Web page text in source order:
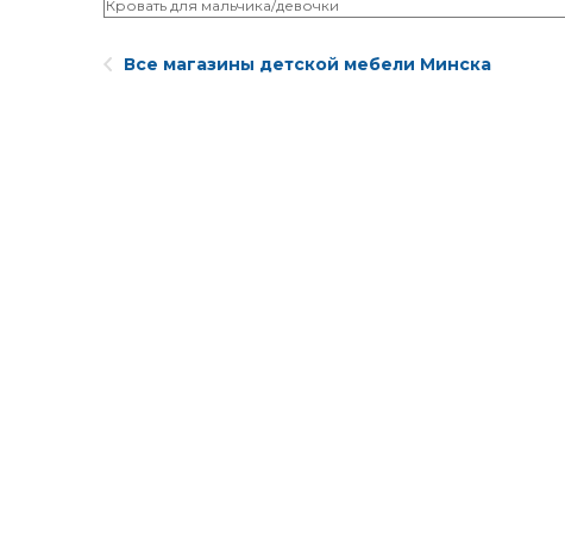
Кровать для мальчика/девочки
Все магазины детской мебели Минска